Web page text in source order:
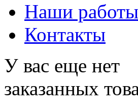
Наши работы
Контакты
У вас еще нет
заказанных